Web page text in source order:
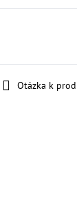
Otázka k